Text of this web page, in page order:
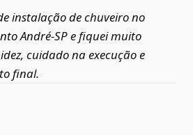
instalação de chuveiro no
André‑SP e fiquei muito
cuidado na execução e
final.